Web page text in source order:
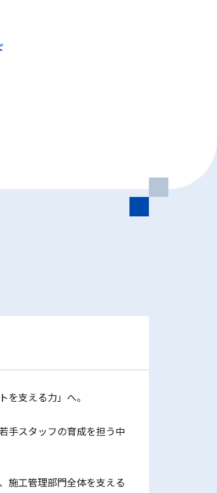
支える力」へ。
手スタッフの育成を担う中
施工管理部門全体を支える